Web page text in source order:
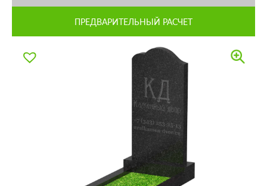
ПРЕДВАРИТЕЛЬНЫЙ РАСЧЕТ